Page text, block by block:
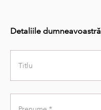
Detaliile dumneavoastră
Title
First